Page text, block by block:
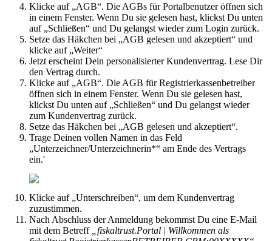
Klicke auf „AGB“. Die AGBs für Portalbenutzer öffnen sich
in einem Fenster. Wenn Du sie gelesen hast, klickst Du unten
auf „Schließen“ und Du gelangst wieder zum Login zurück.
Setze das Häkchen bei „AGB gelesen und akzeptiert“ und
klicke auf „Weiter“
Jetzt erscheint Dein personalisierter Kundenvertrag. Lese Dir
den Vertrag durch.
Klicke auf „AGB“. Die AGB für Registrierkassenbetreiber
öffnen sich in einem Fenster. Wenn Du sie gelesen hast,
klickst Du unten auf „Schließen“ und Du gelangst wieder
zum Kundenvertrag zurück.
Setze das Häkchen bei „AGB gelesen und akzeptiert“.
Trage Deinen vollen Namen in das Feld
„Unterzeichner/Unterzeichnerin*“ am Ende des Vertrags
ein.'
Klicke auf „Unterschreiben“, um dem Kundenvertrag
zuzustimmen.
Nach Abschluss der Anmeldung bekommst Du eine E-Mail
mit dem Betreff
„fiskaltrust.Portal | Willkommen als